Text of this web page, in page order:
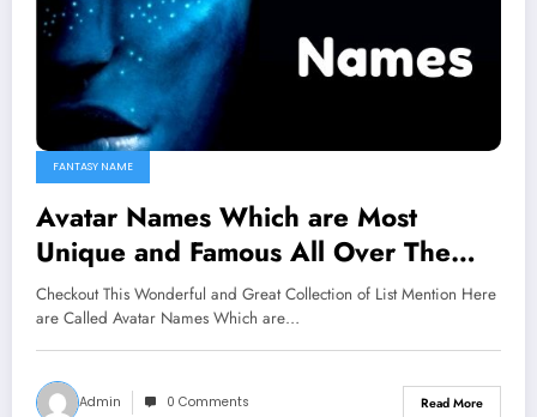
FANTASY NAME
Avatar Names Which are Most
Unique and Famous All Over The
Worlds
Checkout This Wonderful and Great Collection of List Mention Here
are Called Avatar Names Which are…
Admin 0 Comments Read More